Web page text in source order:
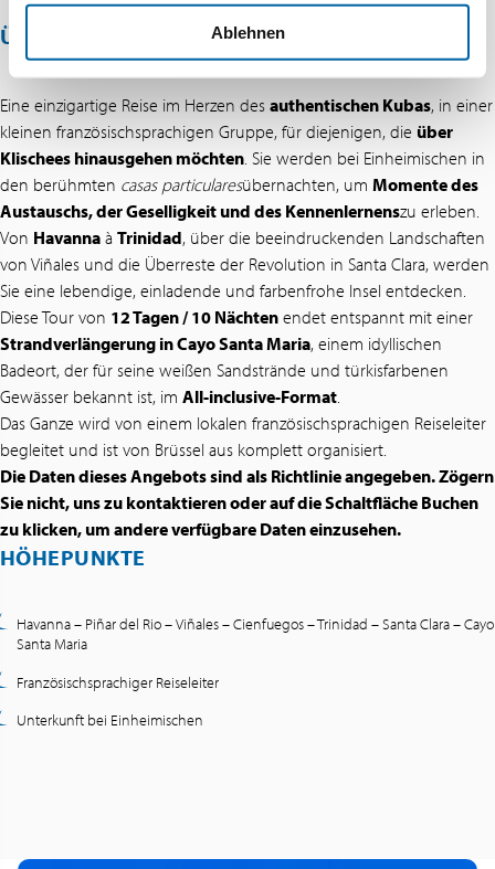
Ablehnen
ÜBER DIESES ANGEBOT
Eine einzigartige Reise im Herzen des authentischen Kubas, in einer
kleinen französischsprachigen Gruppe, für diejenigen, die über
Klischees hinausgehen möchten. Sie werden bei Einheimischen in
den berühmten casas particularesübernachten, um Momente des
Austauschs, der Geselligkeit und des Kennenlernenszu erleben.
Von Havanna à Trinidad, über die beeindruckenden Landschaften
von Viñales und die Überreste der Revolution in Santa Clara, werden
Sie eine lebendige, einladende und farbenfrohe Insel entdecken.
Diese Tour von 12 Tagen / 10 Nächten endet entspannt mit einer
Strandverlängerung in Cayo Santa Maria, einem idyllischen
Badeort, der für seine weißen Sandstrände und türkisfarbenen
Gewässer bekannt ist, im All-inclusive-Format.
Das Ganze wird von einem lokalen französischsprachigen Reiseleiter
begleitet und ist von Brüssel aus komplett organisiert.
Die Daten dieses Angebots sind als Richtlinie angegeben. Zögern
Sie nicht, uns zu kontaktieren oder auf die Schaltfläche Buchen
zu klicken, um andere verfügbare Daten einzusehen.
HÖHEPUNKTE
Havanna – Piñar del Rio – Viñales – Cienfuegos – Trinidad – Santa Clara – Cayo
Santa Maria
Französischsprachiger Reiseleiter
Unterkunft bei Einheimischen